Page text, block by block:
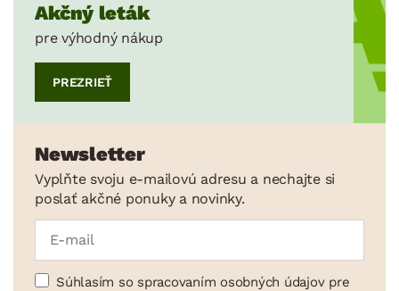
Akčný leták
pre výhodný nákup
PREZRIEŤ
Newsletter
Vyplňte svoju e-mailovú adresu a nechajte si
poslať akčné ponuky a novinky.
Súhlasím so spracovaním osobných údajov pre